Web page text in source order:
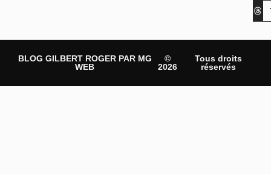
BLOG GILBERT ROGER PAR MG
WEB
©
2026
Tous droits
réservés